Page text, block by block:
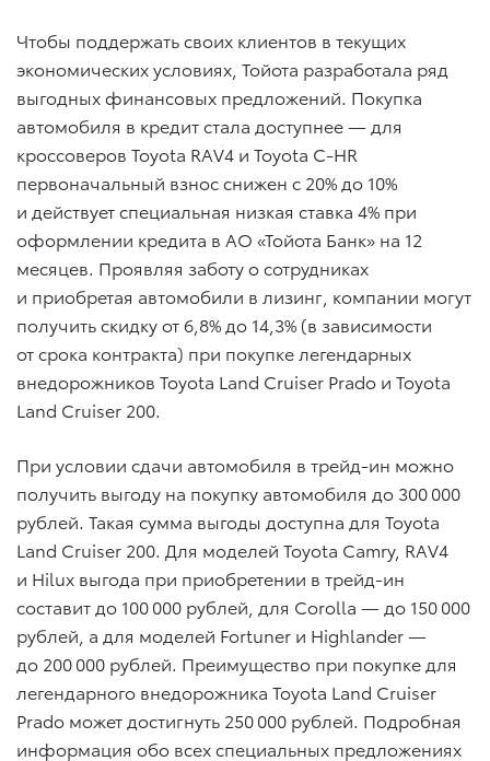
Чтобы поддержать своих клиентов в текущих
экономических условиях, Тойота разработала ряд
выгодных финансовых предложений. Покупка
автомобиля в кредит стала доступнее — для
кроссоверов Toyota RAV4 и Toyota C-HR
первоначальный взнос снижен с 20% до 10%
и действует специальная низкая ставка 4% при
оформлении кредита в АО «Тойота Банк» на 12
месяцев. Проявляя заботу о сотрудниках
и приобретая автомобили в лизинг, компании могут
получить скидку от 6,8% до 14,3% (в зависимости
от срока контракта) при покупке легендарных
внедорожников Toyota Land Cruiser Prado и Toyota
Land Cruiser 200.
При условии сдачи автомобиля в трейд-ин можно
получить выгоду на покупку автомобиля до 300 000
рублей. Такая сумма выгоды доступна для Toyota
Land Cruiser 200. Для моделей Toyota Camry, RAV4
и Hilux выгода при приобретении в трейд-ин
составит до 100 000 рублей, для Corolla — до 150 000
рублей, а для моделей Fortuner и Highlander —
до 200 000 рублей. Преимущество при покупке для
легендарного внедорожника Toyota Land Cruiser
Prado может достигнуть 250 000 рублей. Подробная
информация обо всех специальных предложениях